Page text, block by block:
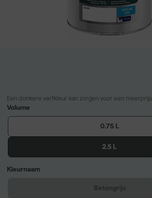
Een donkere verfkleur kan zorgen voor een meerprijs.
Volume
0.75 L
2.5 L
Kleurnaam